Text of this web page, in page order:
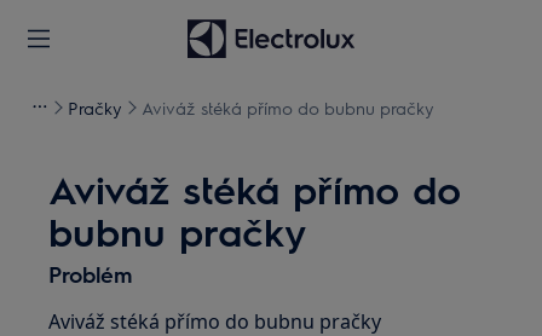
Pračky Aviváž stéká přímo do bubnu pračky
Aviváž stéká přímo do
bubnu pračky
Problém
Aviváž stéká přímo do bubnu pračky